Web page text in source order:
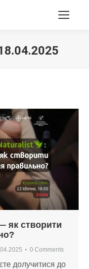
як створити
0 Comments
долучитися до